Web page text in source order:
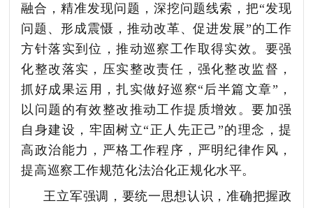
融合，精准发现问题，深挖问题线索，把“发现
问题、形成震慑，推动改革、促进发展”的工作
方针落实到位，推动巡察工作取得实效。 要强
化整改落实， 压实整改责任， 强化整改监督，
抓好成果运用，扎实做好巡察“后半篇文章”，
以问题的有效整改推动工作提质增效。要加强
自身建设， 牢固树立“正人先正己”的理念，提
高政治能力，严格工作程序，严明纪律作风，
提高巡察工作规范化法治化正规化水平。
王立军强调，要统一思想认识，准确把握政